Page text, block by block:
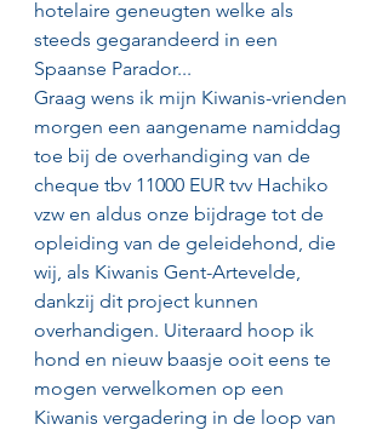
hotelaire geneugten welke als
steeds gegarandeerd in een
Spaanse Parador...
Graag wens ik mijn Kiwanis-vrienden
morgen een aangename namiddag
toe bij de overhandiging van de
cheque tbv 11000 EUR tvv Hachiko
vzw en aldus onze bijdrage tot de
opleiding van de geleidehond, die
wij, als Kiwanis Gent-Artevelde,
dankzij dit project kunnen
overhandigen. Uiteraard hoop ik
hond en nieuw baasje ooit eens te
mogen verwelkomen op een
Kiwanis vergadering in de loop van